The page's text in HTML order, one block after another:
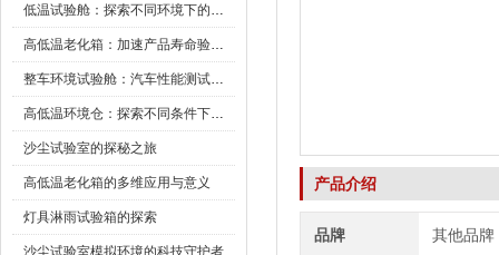
低温试验舱：探索不同环境下的科技边界
高低温老化箱：加速产品寿命验证的可靠伙伴
整车环境试验舱：汽车性能测试的设备
高低温环境仓：探索不同条件下的科学奥秘
沙尘试验室的探秘之旅
高低温老化箱的多维应用与意义
灯具淋雨试验箱的探索
沙尘试验室模拟环境的科技守护者
产品介绍
品牌 其他品牌